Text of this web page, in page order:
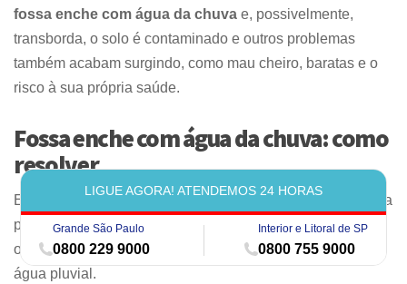
fossa enche com água da chuva e, possivelmente,
transborda, o solo é contaminado e outros problemas
também acabam surgindo, como mau cheiro, baratas e o
risco à sua própria saúde.
Fossa enche com água da chuva: como
resolver
Em muitos casos, a sobrecarga de água da chuva na fossa
pode ocorrer devido a problemas de drenagem no terreno
ou ao mau dimensionamento do sistema de captação de
água pluvial.
LIGUE AGORA! ATENDEMOS 24 HORAS
Grande São Paulo
0800 229 9000
Interior e Litoral de SP
0800 755 9000